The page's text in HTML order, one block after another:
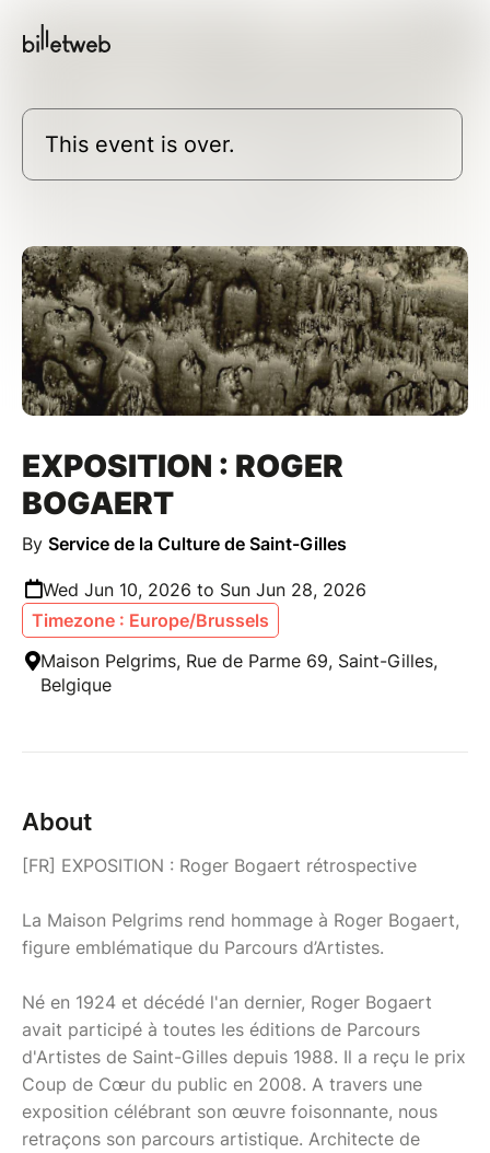
This event is over.
EXPOSITION : ROGER
BOGAERT
By Service de la Culture de Saint-Gilles
Wed Jun 10, 2026 to Sun Jun 28, 2026
Timezone : Europe/Brussels
Maison Pelgrims, Rue de Parme 69, Saint-Gilles,
Belgique
About
[FR] EXPOSITION : Roger Bogaert rétrospective
La Maison Pelgrims rend hommage à Roger Bogaert,
figure emblématique du Parcours d’Artistes.
Né en 1924 et décédé l'an dernier, Roger Bogaert
avait participé à toutes les éditions de Parcours
d'Artistes de Saint-Gilles depuis 1988. Il a reçu le prix
Coup de Cœur du public en 2008. A travers une
exposition célébrant son œuvre foisonnante, nous
retraçons son parcours artistique. Architecte de